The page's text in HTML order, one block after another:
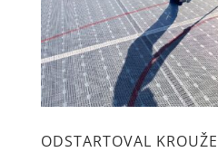
ODSTARTOVAL